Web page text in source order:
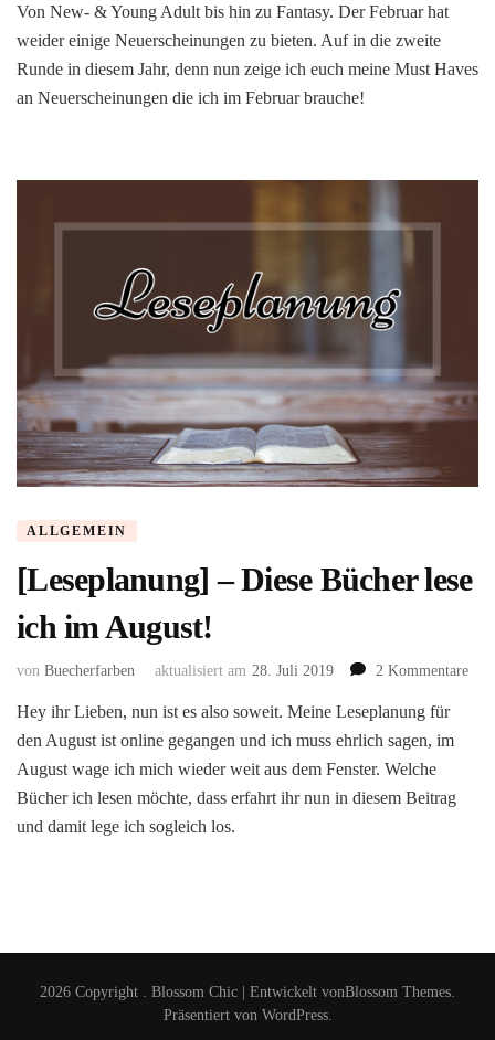
Must
Haves
]
Neue
Bücher.
Februar
Von New- & Young Adult bis hin zu Fantasy. Der Februar hat
weider einige Neuerscheinungen zu bieten. Auf in die zweite
Runde in diesem Jahr, denn nun zeige ich euch meine Must Haves
an Neuerscheinungen die ich im Februar brauche!
ALLGEMEIN
[Leseplanung] – Diese Bücher lese
ich im August!
von Buecherfarben aktualisiert am 28. Juli 2019 2 Kommentarezu
Hey ihr Lieben, nun ist es also soweit. Meine Leseplanung für
den August ist online gegangen und ich muss ehrlich sagen, im
August wage ich mich wieder weit aus dem Fenster. Welche
Bücher ich lesen möchte, dass erfahrt ihr nun in diesem Beitrag
und damit lege ich sogleich los.
2026 Copyright Blossom Chic | Entwickelt vonBlossom Themes
Präsentiert von WordPress.